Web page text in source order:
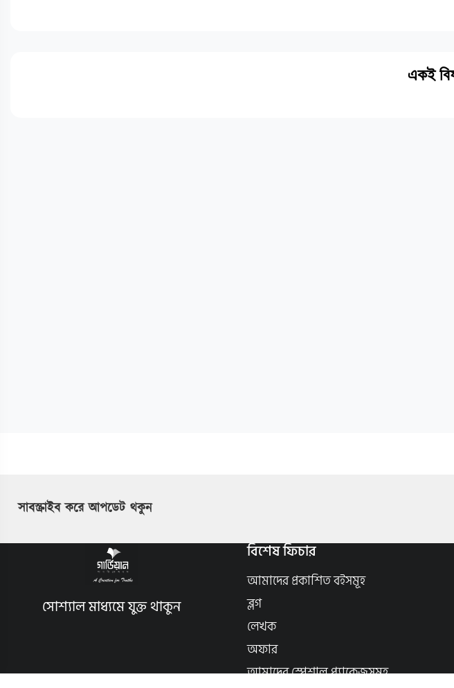
একই
সাবস্ক্রাইব করে আপডেট থকুন
সোশ্যাল মাধ্যমে যুক্ত থাকুন
বিশেষ ফিচার
আমাদের প্রকাশিত বইসমূহ
ব্লগ
লেখক
অফার
আমাদের স্পেশাল প্যাকেজসমূহ